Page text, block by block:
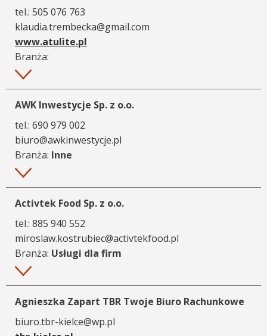
tel.: 505 076 763
klaudia.trembecka@gmail.com
www.atulite.pl
Branża:
Więcej
AWK Inwestycje Sp. z o.o.
tel.: 690 979 002
biuro@awkinwestycje.pl
Branża: Inne
Więcej
Activtek Food Sp. z o.o.
tel.: 885 940 552
miroslaw.kostrubiec@activtekfood.pl
Branża: Usługi dla firm
Więcej
Agnieszka Zapart TBR Twoje Biuro Rachunkowe
biuro.tbr-kielce@wp.pl